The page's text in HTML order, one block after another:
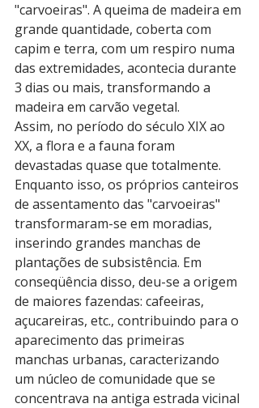
"carvoeiras". A queima de madeira em
grande quantidade, coberta com
capim e terra, com um respiro numa
das extremidades, acontecia durante
3 dias ou mais, transformando a
madeira em carvão vegetal.
Assim, no período do século XIX ao
XX, a flora e a fauna foram
devastadas quase que totalmente.
Enquanto isso, os próprios canteiros
de assentamento das "carvoeiras"
transformaram-se em moradias,
inserindo grandes manchas de
plantações de subsistência. Em
conseqüência disso, deu-se a origem
de maiores fazendas: cafeeiras,
açucareiras, etc., contribuindo para o
aparecimento das primeiras
manchas urbanas, caracterizando
um núcleo de comunidade que se
concentrava na antiga estrada vicinal